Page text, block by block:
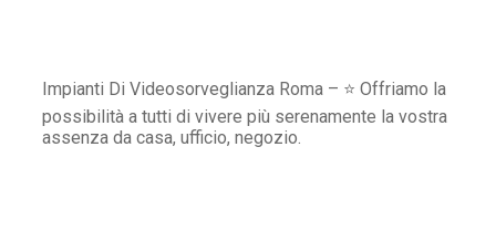
Impianti Di Videosorveglianza Roma – ⭐ Offriamo la
possibilità a tutti di vivere più serenamente la vostra
assenza da casa, ufficio, negozio.